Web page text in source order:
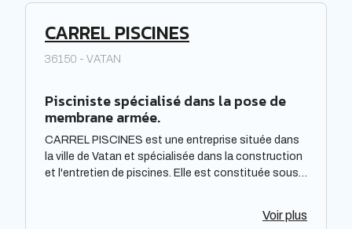
CARREL PISCINES
36150 - VATAN
Pisciniste spécialisé dans la pose de
membrane armée.
CARREL PISCINES est une entreprise située dans
la ville de Vatan et spécialisée dans la construction
et l'entretien de piscines. Elle est constituée sous
elle offre des prestations de qualité pour répondre
Voir plus